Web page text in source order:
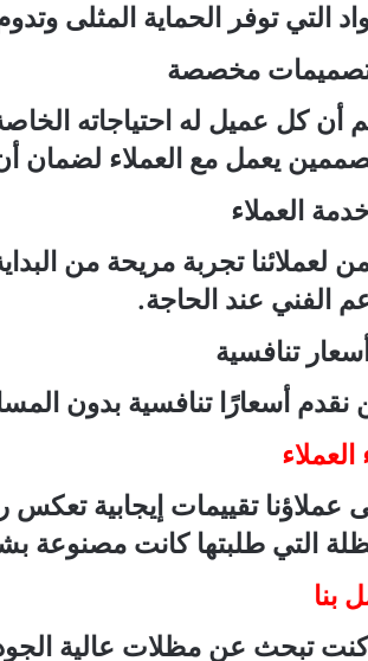
التي توفر الحماية المثلى
أن كل عميل له احتياجاته
يعمل مع العملاء
لعملائنا تجربة مريحة من
الفني عند الحاجة.
نقدم أسعارًا تنافسية بدون
العملاء
عملاؤنا تقييمات إيجابية
التي طلبتها كانت مصنوعة
بنا
كنت تبحث عن مظلات عالية